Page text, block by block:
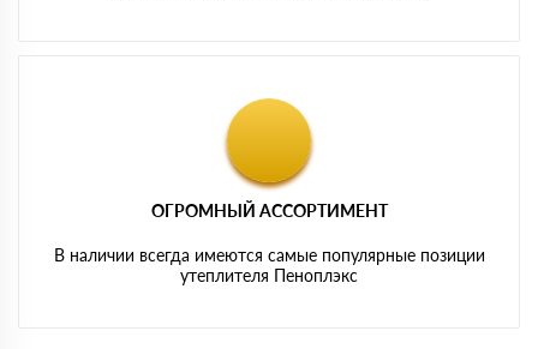
ОГРОМНЫЙ АССОРТИМЕНТ
В наличии всегда имеются самые популярные позиции
утеплителя Пеноплэкс